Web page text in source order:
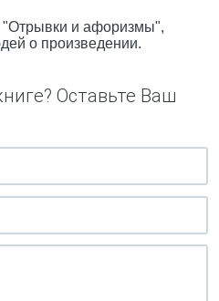
"Отрывки и афоризмы",
о произведении.
Оставьте Ваш